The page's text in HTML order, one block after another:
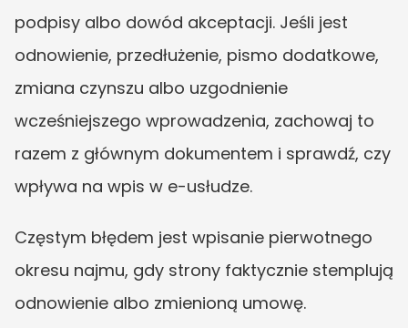
podpisy albo dowód akceptacji. Jeśli jest
odnowienie, przedłużenie, pismo dodatkowe,
zmiana czynszu albo uzgodnienie
wcześniejszego wprowadzenia, zachowaj to
razem z głównym dokumentem i sprawdź, czy
wpływa na wpis w e-usłudze.
Częstym błędem jest wpisanie pierwotnego
okresu najmu, gdy strony faktycznie stemplują
odnowienie albo zmienioną umowę.